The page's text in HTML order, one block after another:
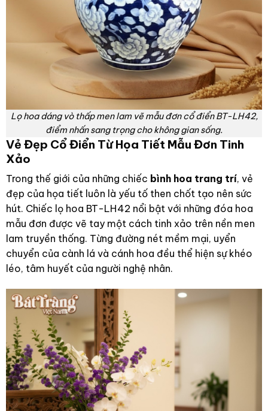
Lọ hoa dáng vò thấp men lam vẽ mẫu đơn cổ điển BT-LH42,
điểm nhấn sang trọng cho không gian sống.
Vẻ Đẹp Cổ Điển Từ Họa Tiết Mẫu Đơn Tinh
Xảo
Trong thế giới của những chiếc bình hoa trang trí, vẻ
đẹp của họa tiết luôn là yếu tố then chốt tạo nên sức
hút. Chiếc lọ hoa BT-LH42 nổi bật với những đóa hoa
mẫu đơn được vẽ tay một cách tinh xảo trên nền men
lam truyền thống. Từng đường nét mềm mại, uyển
chuyển của cành lá và cánh hoa đều thể hiện sự khéo
léo, tâm huyết của người nghệ nhân.